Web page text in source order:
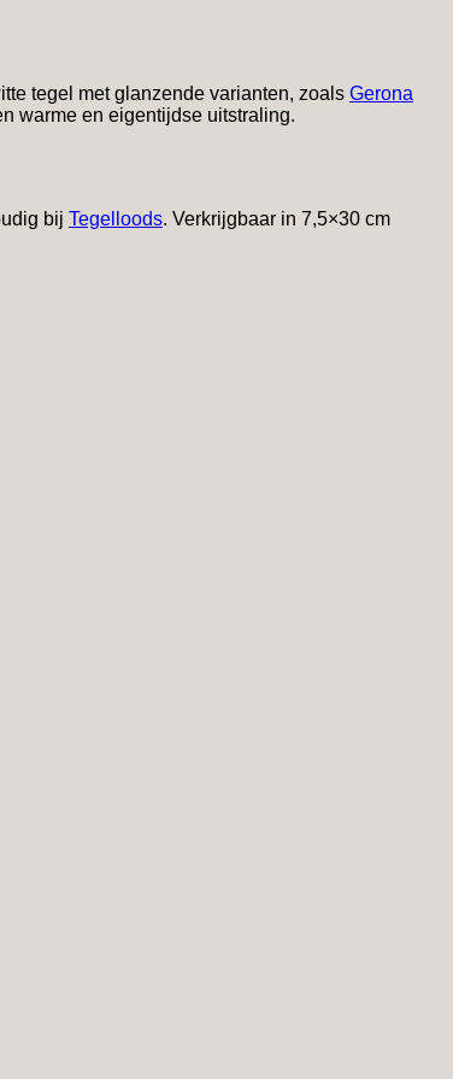
tegel met glanzende varianten, zoals Gerona
warme en eigentijdse uitstraling.
bij Tegelloods. Verkrijgbaar in 7,5×30 cm